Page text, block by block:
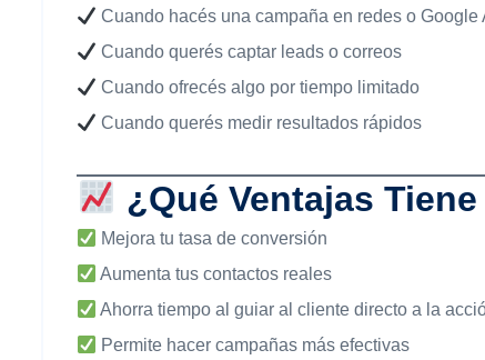
Cuando hacés una campaña en redes o Google
Cuando querés captar leads o correos
Cuando ofrecés algo por tiempo limitado
Cuando querés medir resultados rápidos
¿Qué Ventajas
Mejora tu tasa de conversión
Aumenta tus contactos reales
Ahorra tiempo al guiar al cliente directo a la
Permite hacer campañas más efectivas